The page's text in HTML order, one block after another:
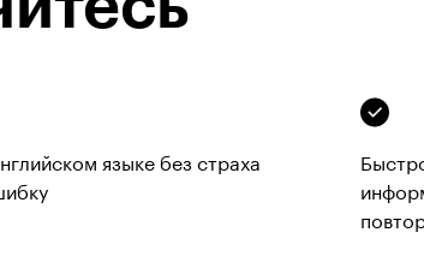
языке без страха